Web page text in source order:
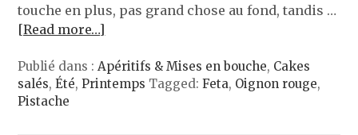
touche en plus, pas grand chose au fond, tandis …
[Read more…]
Publié dans :Apéritifs & Mises en bouche, Cakes
salés,Été,Printemps Tagged:Feta, Oignon rouge,
Pistache